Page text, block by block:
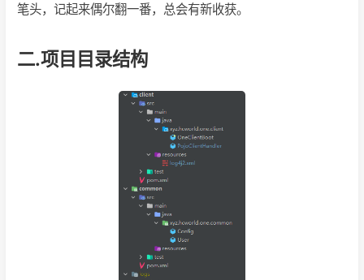
笔头，记起来偶尔翻一番，总会有新收获。
二.项目目录结构